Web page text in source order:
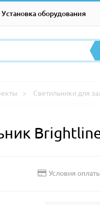
Установка оборудования
Светильники для
Условия